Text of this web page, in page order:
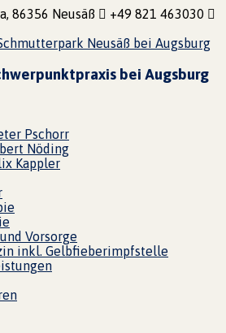
86356 Neusäß
+49 821 463030
bei Augsburg
Pschorr
Nöding
Kappler
Vorsorge
inkl. Gelbfieberimpfstelle